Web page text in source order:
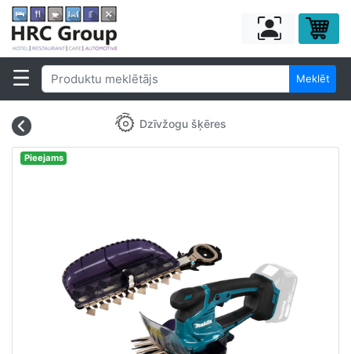
Meklēt
Dzīvžogu šķēres
Pieejams